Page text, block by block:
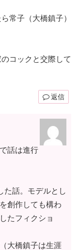
常子（大橋鎮子）
コックと交際して
返信
話は進行
た話。モデルとし
創作しても構わ
たフィクショ
大橋鎮子は生涯